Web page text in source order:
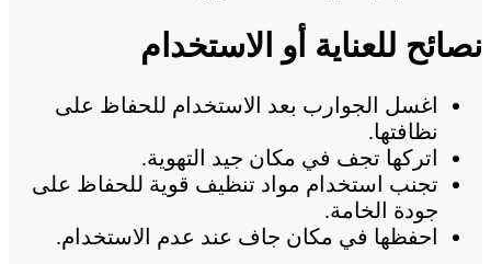
نصائح للعناية أو الاستخدام
اغسل الجوارب بعد الاستخدام للحفاظ على
نظافتها.
اتركها تجف في مكان جيد التهوية.
تجنب استخدام مواد تنظيف قوية للحفاظ على
جودة الخامة.
احفظها في مكان جاف عند عدم الاستخدام.